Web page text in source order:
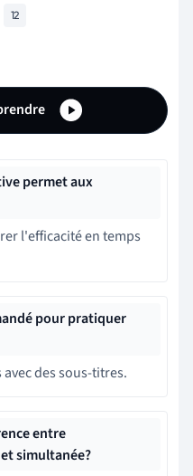
12
permet aux
l'efficacité en temps
pour pratiquer
des sous-titres.
entre
simultanée?